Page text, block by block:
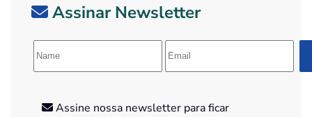
Assinar Newsletter
Assine nossa newsletter para ficar